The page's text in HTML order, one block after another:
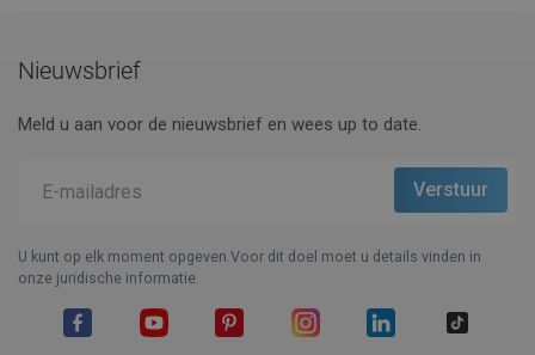
Nieuwsbrief
Meld u aan voor de nieuwsbrief en wees up to date.
U kunt op elk moment opgeven.Voor dit doel moet u details vinden in
onze juridische informatie.